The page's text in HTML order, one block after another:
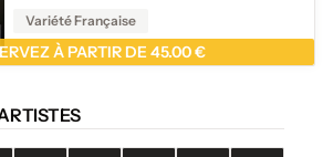
Variété Française
À PARTIR DE 45.00 €